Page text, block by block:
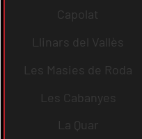
Capolat
Llinars del Vallès
Les Masies de Roda
Les Cabanyes
La Quar